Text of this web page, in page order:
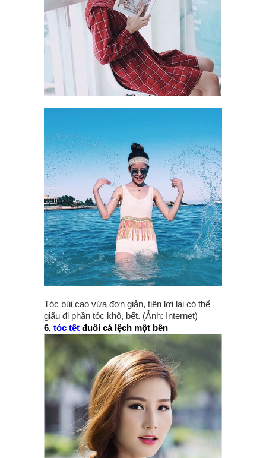
Tóc búi cao vừa đơn giản, tiện lợi lại có thể
giấu đi phần tóc khô, bết. (Ảnh: Internet)
6. tóc tết đuôi cá lệch một bên